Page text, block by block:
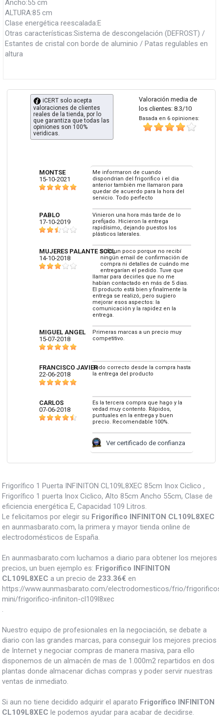
Ancho:55 cm
ALTURA:85 cm
Clase energética reescalada:E
Otras características:Sistema de descongelación (DEFROST) /
Estantes de cristal con borde de aluminio / Patas regulables en
altura
Valoración media de
los clientes: 8.3/10
Basada en 6 opiniones:
iCERT solo acepta
valoraciones de clientes
reales de la tienda, por lo
que garantiza que todas las
opiniones son 100%
veridicas.
MONTSE
15-10-2021
Me informaron de cuando
dispondrian del frigorifico i el dia
anterior tambièn me llamaron para
quedar de acuerdo para la hora del
servicio. Todo perfecto
PABLO
17-10-2019
Vinieron una hora más tarde de lo
prefijado. Hicieron la entrega
rapidísimo, dejando puestos los
plásticos laterales.
MUJERES PALANTE SCCL
14-10-2018
Sufrí un poco porque no recibí
ningún email de confirmación de
compra ni detalles de cuándo me
entregarían el pedido. Tuve que
llamar para decirles que no me
habían contactado en más de 5 dias.
El producto está bien y finalmente la
entrega se realizó, pero sugiero
mejorar esos aspectos: la
comunicación y la rapidez en la
entrega.
MIGUEL ANGEL
15-07-2018
Primeras marcas a un precio muy
competitivo.
FRANCISCO JAVIER
22-06-2018
Todo correcto desde la compra hasta
la entrega del producto
CARLOS
07-06-2018
Es la tercera compra que hago y la
vedad muy contento. Rápidos,
puntuales en la entrega y buen
precio. Recomendable 100%.
Ver certificado de confianza
Frigorífico 1 Puerta INFINITON CL109L8XEC 85cm Inox Ciclico ,
Frigorífico 1 puerta Inox Ciclico, Alto 85cm Ancho 55cm, Clase de
eficiencia energética E, Capacidad 109 Litros.
Le felicitamos por elegir su Frigorífico INFINITON CL109L8XEC
en aunmasbarato.com, la primera y mayor tienda online de
electrodomésticos de España.
En aunmasbarato.com luchamos a diario para obtener los mejores
precios, un buen ejemplo es: Frigorífico INFINITON
CL109L8XEC a un precio de 233.36€ en
https://www.aunmasbarato.com/electrodomesticos/frio/
mini/frigorifico-infiniton-cl109l8xec
.
Nuestro equipo de profesionales en la negociación, se debate a
diario con las grandes marcas, para conseguir los mejores precios
de Internet y negociar compras de manera masiva, para ello
disponemos de un almacén de mas de 1.000m2 repartidos en dos
plantas donde almacenar dichas compras y poder servir nuestras
ventas de inmediato.
Si aun no tiene decidido adquirir el aparato Frigorífico INFINITON
CL109L8XEC le podemos ayudar para acabar de decidirse.